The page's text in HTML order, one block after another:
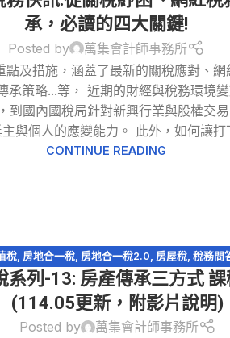
承，必讀的四大關鍵!
Posted by
萬集會計師事務所
點及措施，涵蓋了最新的關稅應對、
承策略...等， 近期的財經與稅務環境
到國內國稅局針對新興行業與股權交
與個人的應變能力。 此外，如何讓打
CONTINUE READING
稅, 房地合一稅, 房地合一稅2.0, 房屋稅, 稅務問
產傳承 輕鬆節稅,遺產及贈與稅
系列-13: 房產傳承三方式 課
(114.05更新，附影片說明)
Posted by
萬集會計師事務所